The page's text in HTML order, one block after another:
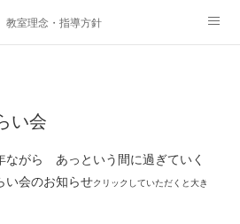
教室理念・指導方針
み
セス 演奏スケジュール
い会
ながら あっという間に過ぎていく
会のお知らせクリックしていただくと大き